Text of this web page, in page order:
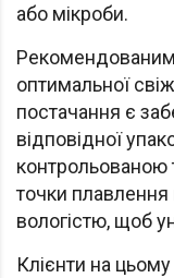
або мікроби.
оптимальної
постачання є
відповідної
контрольованою
точки
вологістю, щоб
Клієнти на